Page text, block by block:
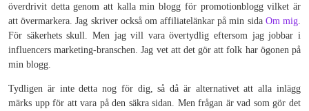
överdrivit detta genom att kalla min blogg för promotionblogg vilket är
att övermarkera. Jag skriver också om affiliatelänkar på min sida Om mig
För säkerhets skull. Men jag vill vara övertydlig eftersom jag jobbar i
influencers marketing-branschen. Jag vet att det gör att folk har ögonen på
min blogg.
Tydligen är inte detta nog för dig, så då är alternativet att alla inlägg
märks upp för att vara på den säkra sidan. Men frågan är vad som gör det